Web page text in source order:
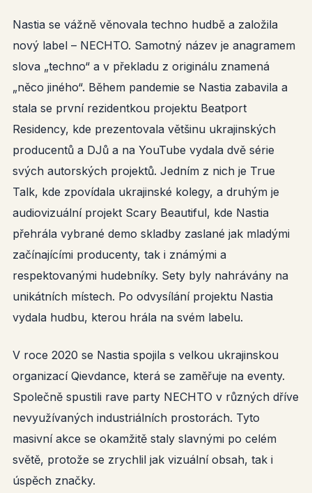
Nastia se vážně věnovala techno hudbě a založila
nový label – NECHTO. Samotný název je anagramem
slova „techno“ a v překladu z originálu znamená
„něco jiného“. Během pandemie se Nastia zabavila a
stala se první rezidentkou projektu Beatport
Residency, kde prezentovala většinu ukrajinských
producentů a DJů a na YouTube vydala dvě série
svých autorských projektů. Jedním z nich je True
Talk, kde zpovídala ukrajinské kolegy, a druhým je
audiovizuální projekt Scary Beautiful, kde Nastia
přehrála vybrané demo skladby zaslané jak mladými
začínajícími producenty, tak i známými a
respektovanými hudebníky. Sety byly nahrávány na
unikátních místech. Po odvysílání projektu Nastia
vydala hudbu, kterou hrála na svém labelu.
V roce 2020 se Nastia spojila s velkou ukrajinskou
organizací Qievdance, která se zaměřuje na eventy.
Společně spustili rave party NECHTO v různých dříve
nevyužívaných industriálních prostorách. Tyto
masivní akce se okamžitě staly slavnými po celém
světě, protože se zrychlil jak vizuální obsah, tak i
úspěch značky.